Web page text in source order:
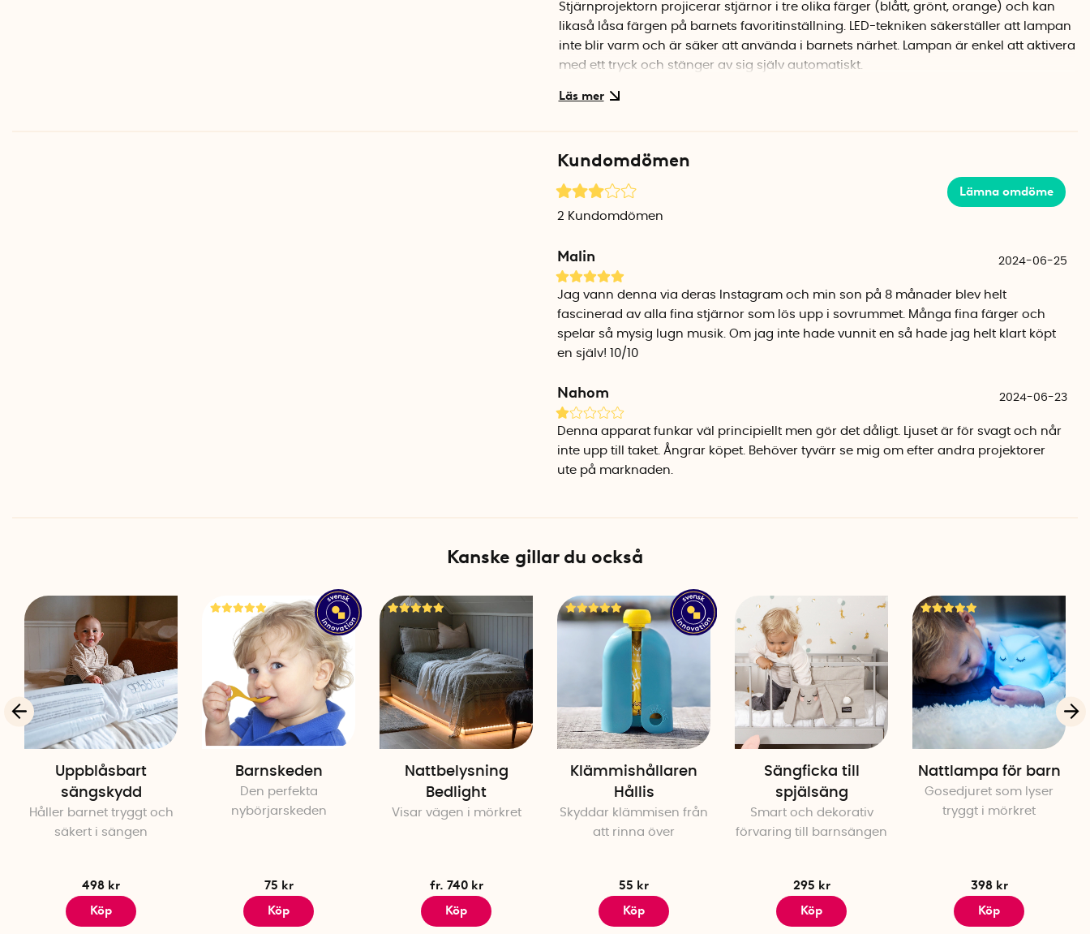
Stjärnprojektorn projicerar stjärnor i tre olika färger (blått, grönt, orange) och kan
likaså låsa färgen på barnets favoritinställning. LED-tekniken säkerställer att lampan
inte blir varm och är säker att använda i barnets närhet. Lampan är enkel att aktivera
med ett tryck och stänger av sig själv automatiskt.
Lugnande ljud och sömnfunktioner
barn slappna av och somna lättare. Hjärtljuden i kombination med den stegvis
färgskiftande belysningen ger en behaglig atmosfär som främjar en god natts
sömn. Lampan är enkel att aktivera med ett tryck och stänger av sig själv
Gråtsensor för extra trygghet
Den smarta gråtsensorn ger extra trygghet genom sitt mjuka sken och hjärtljud, som
automatiskt startar om barnet skulle vakna och gråta.
Att tänka på
tål ej vatten och bör endast användas inomhus. Ljusstyrkan kan avta när batterierna
håller på att ta slut.
Specifikationer
Vikt: 230 g
Höjd: 12 cm
Antal ljusfärger: 3 (blå, grön och orange)
Belysning: LED
Timerfunktion, Ja, 22 minuter
Gråtsensor: Ja
Batteri: 3xAA-batterier (medföljer ej)
Antal per förpackning: 1
Kundomdömen
Lämna omdöme
2 Kundomdömen
Malin 2024-06-25
Jag vann denna via deras Instagram och min son på 8 månader blev helt
fascinerad av alla fina stjärnor som lös upp i sovrummet. Många fina färger och
spelar så mysig lugn musik. Om jag inte hade vunnit en så hade jag helt klart köpt
en själv! 10/10
Nahom 2024-06-23
Denna apparat funkar väl principiellt men gör det dåligt. Ljuset är för svagt och når
inte upp till taket. Ångrar köpet. Behöver tyvärr se mig om efter andra projektorer
ute på marknaden.
Kanske gillar du också
Uppblåsbart
sängskydd
Håller barnet tryggt och
säkert i sängen
498 kr
Köp
Barnskeden
Den perfekta
nybörjarskeden
75 kr
Köp
Nattbelysning
Bedlight
Visar vägen i mörkret
fr. 740 kr
Köp
Klämmishållaren
Hållis
Skyddar klämmisen från
att rinna över
55 kr
Köp
Sängficka till
spjälsäng
Smart och dekorativ
förvaring till barnsängen
295 kr
Köp
Nattlampa för barn
Gosedjuret som lyser
tryggt i mörkret
398 kr
Köp